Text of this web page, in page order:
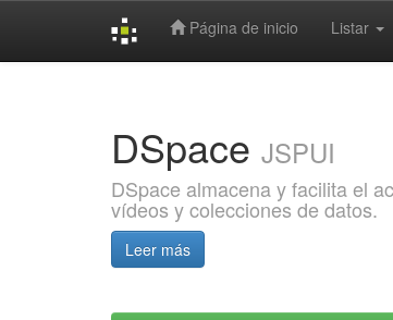
Página de inicio Listar
DSpace JSPUI
DSpace almacena y facilita el
vídeos y colecciones de datos.
Leer más